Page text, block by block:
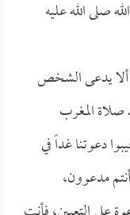
صلى الله عليه
ألا يدعى الشخص
صلاة المغرب
دعوتنا غداً في
مدعوون،